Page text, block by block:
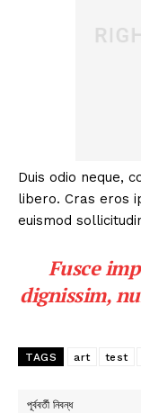
Duis odio neque,
libero. Cras eros
euismod
Fusce
dignissim,
TAGS art test
পূর্ববর্তী নিবন্ধ